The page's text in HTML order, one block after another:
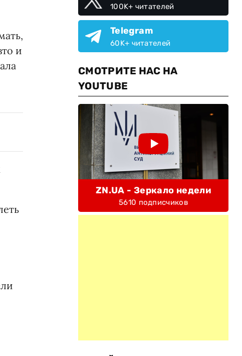
и
100K+ читателей
Telegram
60K+ читателей
СМОТРИТЕ НАС НА
YOUTUBE
ZN.UA - Зеркало недели
5610 подписчиков